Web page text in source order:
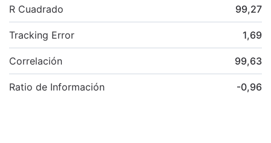
R Cuadrado 99,27
Tracking Error 1,69
Correlación 99,63
Ratio de Información -0,96